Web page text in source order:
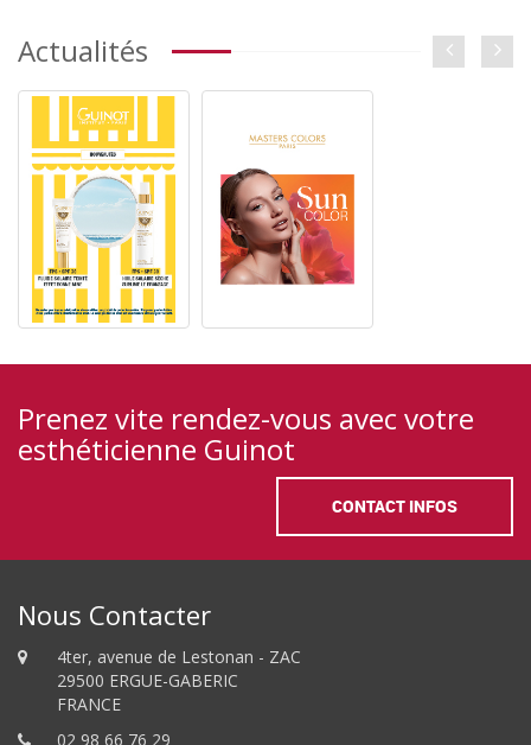
 
Actualités
Prenez vite rendez-vous avec votre
esthéticienne Guinot
CONTACT INFOS
Nous Contacter
4ter, avenue de Lestonan - ZAC
29500 ERGUE-GABERIC
FRANCE
02 98 66 76 29